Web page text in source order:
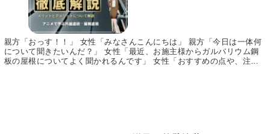
親方「おっす！！」 女性「みなさんこんにちは」 親方「今日は一体何
について聞きたいんだ？」 女性「最近、お施主様からガルバリウム鋼
板の屋根についてよく聞かれるんです」 女性「おすすめの点や、注意